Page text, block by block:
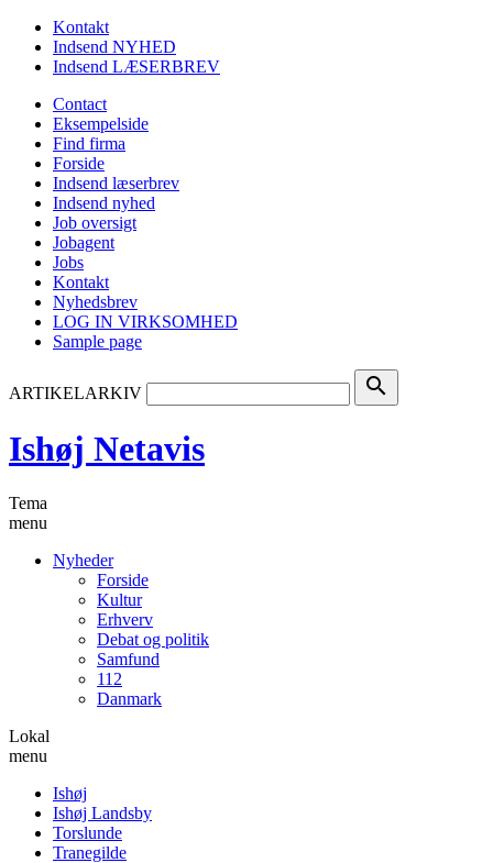
Kontakt
Indsend NYHED
Indsend LÆSERBREV
Contact
Eksempelside
Find firma
Forside
Indsend læserbrev
Indsend nyhed
Job oversigt
Jobagent
Jobs
Kontakt
Nyhedsbrev
LOG IN VIRKSOMHED
Sample page
ARTIKELARKIV search
Ishøj Netavis
Tema
menu
Nyheder
Forside
Kultur
Erhverv
Debat og politik
Samfund
112
Danmark
Lokal
menu
Ishøj
Ishøj Landsby
Torslunde
Tranegilde